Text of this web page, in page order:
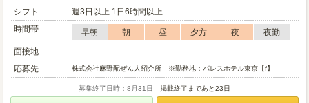
シフト
週3日以上 1日6時間以上
時間帯
早朝 朝 昼 夕方 夜
夜勤
面接地
応募先
株式会社麻野配ぜん人紹介所 ※勤務地：パレスホテル東京【f】
募集終了日時：8月31日 掲載終了まであと23日